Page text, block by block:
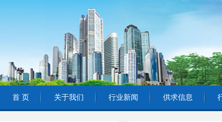
首 页 关于我们 行业新闻 供求信息